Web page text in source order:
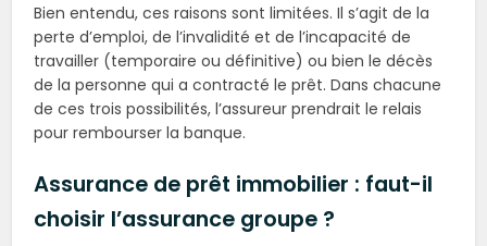
Bien entendu, ces raisons sont limitées. Il s’agit de la
perte d’emploi, de l’invalidité et de l’incapacité de
travailler (temporaire ou définitive) ou bien le décès
de la personne qui a contracté le prêt. Dans chacune
de ces trois possibilités, l’assureur prendrait le relais
pour rembourser la banque.
Assurance de prêt immobilier : faut-il
choisir l’assurance groupe ?